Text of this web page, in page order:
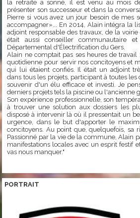
la retraite a sonné, il est venu au mois
présenter son successeur et dans la
Pierre si vous avez un jour besoin de mes
accompagner»... En 2014, Alain intégra la
adjoint responsable des travaux, de la voirie
était aussi conseiller communautaire
Départemental d'Électrification du Gers.
Alain ne comptait pas ses heures de
quotidienne pour servir nos concitoyens et
qui lui étaient confiés. Il était un adjoint
dans tous les projets, participant à toutes
souvenir d'un élu efficace et investi. Je
derniers projets tels la piscine ou l'ancienne
Son expérience professionnelle, son
à trouver une solution aux dossiers les
disposé à intervenir là où il pressentait un
urgence, dans le but d'apporter le
concitoyens. Au point que, quelquefois, sa
Passionné par la vie de la commune, Alain
manifestations locales avec un esprit festif
vas nous manquer."
PORTRAIT